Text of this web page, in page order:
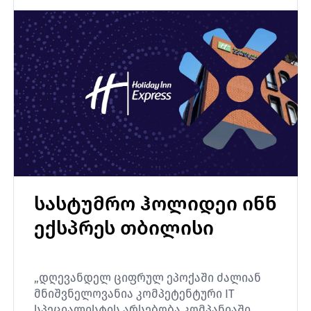
კმაყოფილების ძლიერი საფუძველი,
რითაც SKYHI წლებია ინარჩუნებს
ჩვენისასურველი IT პარტნიორის
პოზიციას.”
სასტუმრო ჰოლიდეი ინნ
ექსპრეს თბილისი
„დღევანდელ ციფრულ ეპოქაში ძალიან
მნიშვნელოვანია კომპეტენტური IT